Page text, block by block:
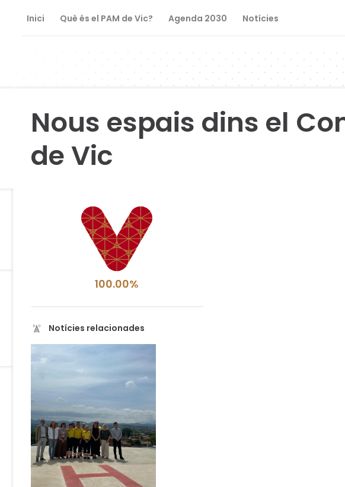
Inici Què és el PAM de Vic? Agenda 2030 Notícies
Nous espais dins el
de Vic
100.00%
Notícies relacionades